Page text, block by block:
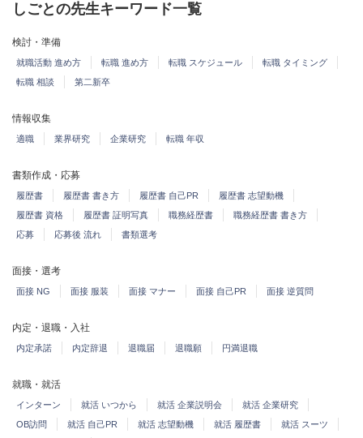
しごとの先生キーワード一覧
検討・準備
就職活動 進め方 転職 進め方 転職 スケジュール
転職 タイミング
転職 相談
第二新卒
情報収集
適職 業界研究 企業研究 転職 年収
書類作成・応募
履歴書 履歴書 書き方 履歴書 自己PR
履歴書 志望動機
履歴書 資格
履歴書 証明写真 職務経歴書
職務経歴書 書き方
応募
応募後 流れ 書類選考
面接・選考
面接 NG 面接 服装 面接 マナー 面接 自己PR 面接 逆質問
内定・退職・入社
内定承諾 内定辞退 退職届 退職願 円満退職
就職・就活
インターン 就活 いつから 就活 企業説明会
就活 企業研究
OB訪問
就活 自己PR 就活 志望動機 就活 履歴書
就活 スーツ